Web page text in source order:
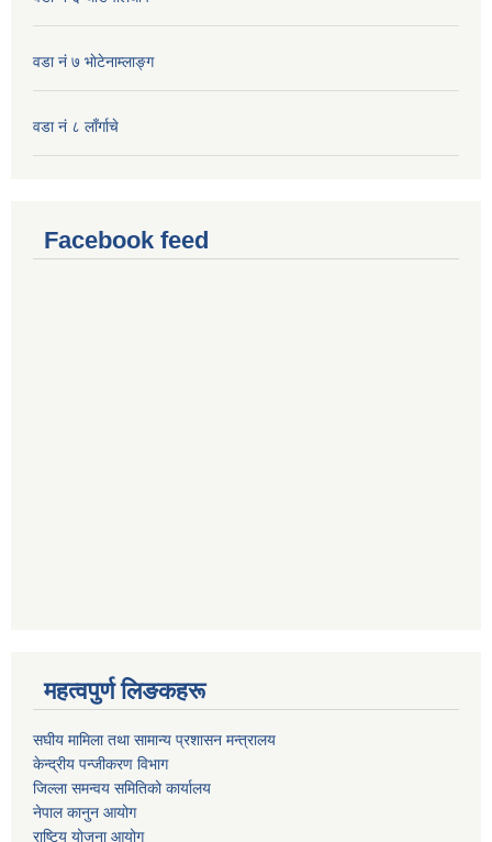
वडा नं ७ भाेटेनाम्लाङ्ग
वडा नं ८ लाँर्गाचे
Facebook feed
महत्वपुर्ण लिङकहरू
स‌घीय मामिला तथा सामान्य प्रशासन मन्त्रालय
केन्द्रीय पन्जीकरण विभाग
जिल्ला समन्वय समितिको कार्यालय
नेपाल कानुन आयोग
राष्टि्य योजना आयोग